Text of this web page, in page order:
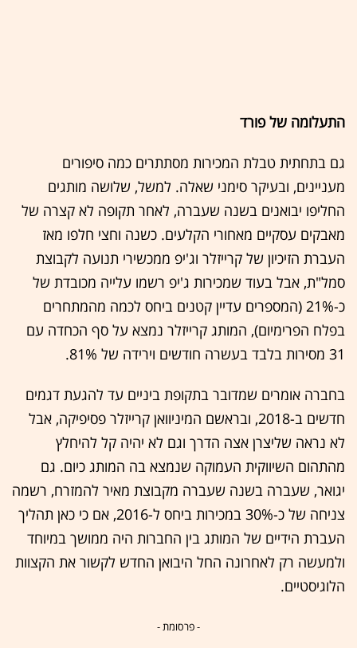
התעלומה של פורד
גם בתחתית טבלת המכירות מסתתרים כמה סיפורים
מעניינים, ובעיקר סימני שאלה. למשל, שלושה מותגים
החליפו יבואנים בשנה שעברה, לאחר תקופה לא קצרה של
מאבקים עסקיים מאחורי הקלעים. כשנה וחצי חלפו מאז
העברת הזיכיון של קרייזלר וג'יפ ממכשירי תנועה לקבוצת
סמל"ת, אבל בעוד שמכירות ג'יפ רשמו עלייה מכובדת של
כ-21% (המספרים עדיין קטנים ביחס לכמה מהמתחרים
בפלח הפרימיום), המותג קרייזלר נמצא על סף הכחדה עם
31 מסירות בלבד בעשרה חודשים וירידה של 81%.
בחברה אומרים שמדובר בתקופת ביניים עד להגעת דגמים
חדשים ב-2018, ובראשם המיניוואן קרייזלר פסיפיקה, אבל
לא נראה שליצרן אצה הדרך וגם לא יהיה קל להיחלץ
מהתהום השיווקית העמוקה שנמצא בה המותג כיום. גם
יגואר, שעברה בשנה שעברה מקבוצת מאיר להמזרח, רשמה
צניחה של כ-30% במכירות ביחס ל-2016, אם כי כאן תהליך
העברת הידיים של המותג בין החברות היה ממושך במיוחד
ולמעשה רק לאחרונה החל היבואן החדש לקשור את הקצוות
הלוגיסטיים.
- פרסומת -